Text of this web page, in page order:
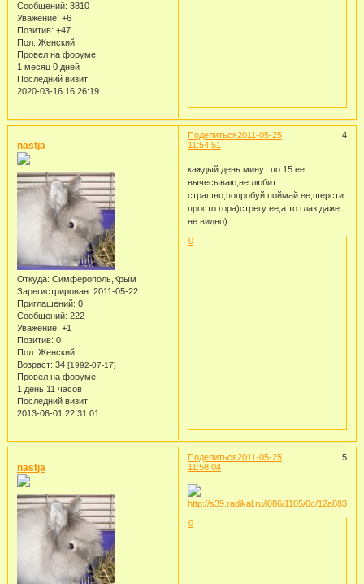
Сообщений: 3810
Уважение: +6
Позитив: +47
Пол: Женский
Провел на форуме:
1 месяц 0 дней
Последний визит:
2020-03-16 16:26:19
Поделиться 4
2011-05-25
11:54:51
nastja
Откуда: Симферополь,Крым
Зарегистрирован: 2011-05-22
Приглашений: 0
Сообщений: 222
Уважение: +1
Позитив: 0
Пол: Женский
Возраст: 34 [1992-07-17]
Провел на форуме:
1 день 11 часов
Последний визит:
2013-06-01 22:31:01
каждый день минут по 15 ее
вычесываю,не любит
страшно,попробуй поймай ее,шерсти
просто гора)стрегу ее,а то глаз даже
не видно)
0
Поделиться 5
2011-05-25
11:58:04
nastja
0